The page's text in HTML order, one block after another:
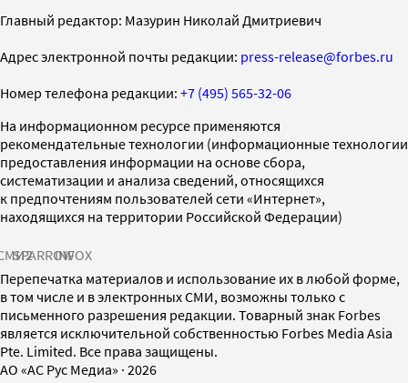
Главный редактор: Мазурин Николай Дмитриевич
Адрес электронной почты редакции: press-release@forbes.ru
Номер телефона редакции: +7 (495) 565-32-06
На информационном ресурсе применяются
рекомендательные технологии (информационные технологии
предоставления информации на основе сбора,
систематизации и анализа сведений, относящихся
к предпочтениям пользователей сети «Интернет»,
находящихся на территории Российской Федерации)
SPARROWINFOX
Перепечатка материалов и использование их в любой форме,
в том числе и в электронных СМИ, возможны только с
письменного разрешения редакции. Товарный знак Forbes
является исключительной собственностью Forbes Media Asia
Pte. Limited. Все права защищены.
AO «АС Рус Медиа» · 2026